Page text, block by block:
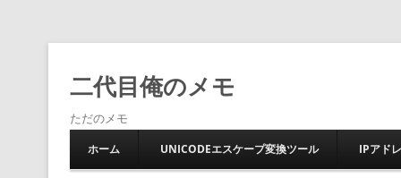
二代目俺のメモ
ただのメモ
ホーム UNICODEエスケープ変換ツール IPアド